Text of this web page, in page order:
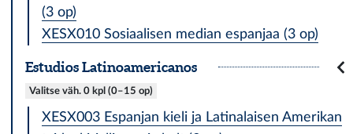
(3 op)
XESX010 Sosiaalisen median espanjaa (3 op)
Estudios Latinoamericanos
Valitse väh. 0 kpl (0–15 op)
XESX003 Espanjan kieli ja Latinalaisen Amerikan